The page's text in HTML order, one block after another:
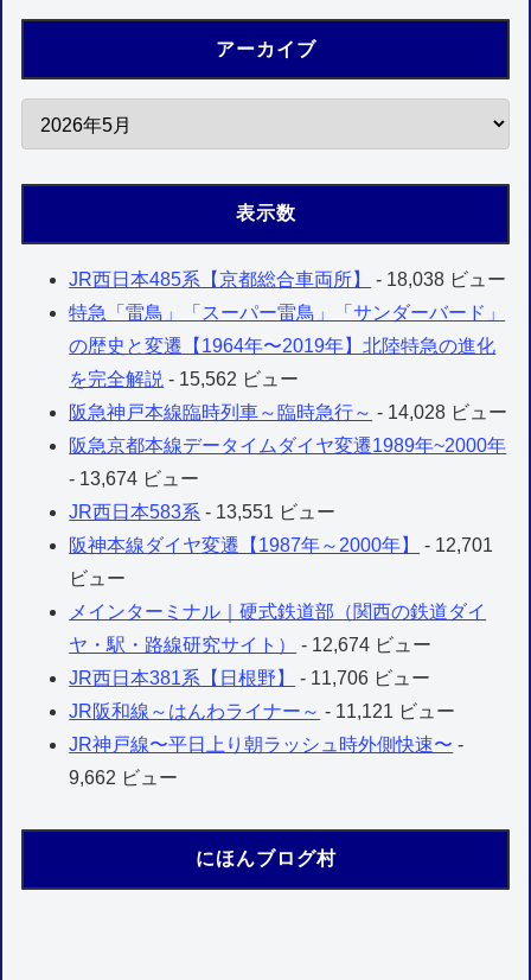
アーカイブ
表示数
JR西日本485系【京都総合車両所】
- 18,038 ビュー
特急「雷鳥」「スーパー雷鳥」「サンダーバード」
の歴史と変遷【1964年〜2019年】北陸特急の進化
を完全解説 - 15,562 ビュー
阪急神戸本線臨時列車～臨時急行～ - 14,028 ビュー
阪急京都本線データイムダイヤ変遷1989年~2000年
- 13,674 ビュー
JR西日本583系 - 13,551 ビュー
阪神本線ダイヤ変遷【1987年～2000年】
- 12,701
ビュー
メインターミナル｜硬式鉄道部（関西の鉄道ダイ
ヤ・駅・路線研究サイト）
- 12,674 ビュー
JR西日本381系【日根野】
- 11,706 ビュー
JR阪和線～はんわライナー～ - 11,121 ビュー
JR神戸線〜平日上り朝ラッシュ時外側快速〜 -
9,662 ビュー
にほんブログ村